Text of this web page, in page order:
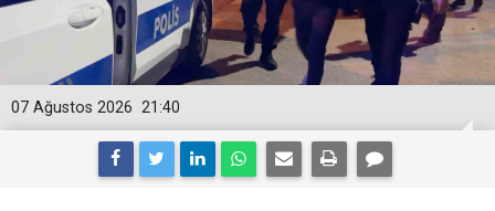
21:40
07 Ağustos 2026